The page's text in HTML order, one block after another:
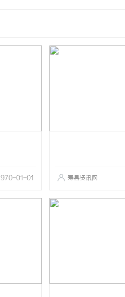
01-01 寿县资讯网